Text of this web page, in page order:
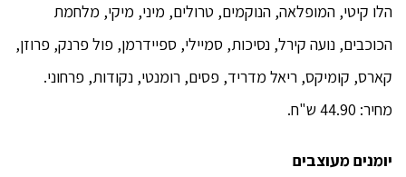
הלו קיטי, המופלאה, הנוקמים, טרולים, מיני, מיקי, מלחמת
הכוכבים, נועה קירל, נסיכות, סמיילי, ספיידרמן, פול פרנק, פרוזן,
קארס, קומיקס, ריאל מדריד, פסים, רומנטי, נקודות, פרחוני.
מחיר: 44.90 ש"ח.
יומנים מעוצבים